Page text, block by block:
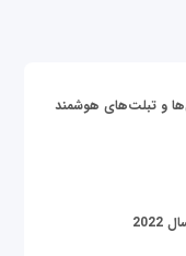
و تبلت‌های هوشمند